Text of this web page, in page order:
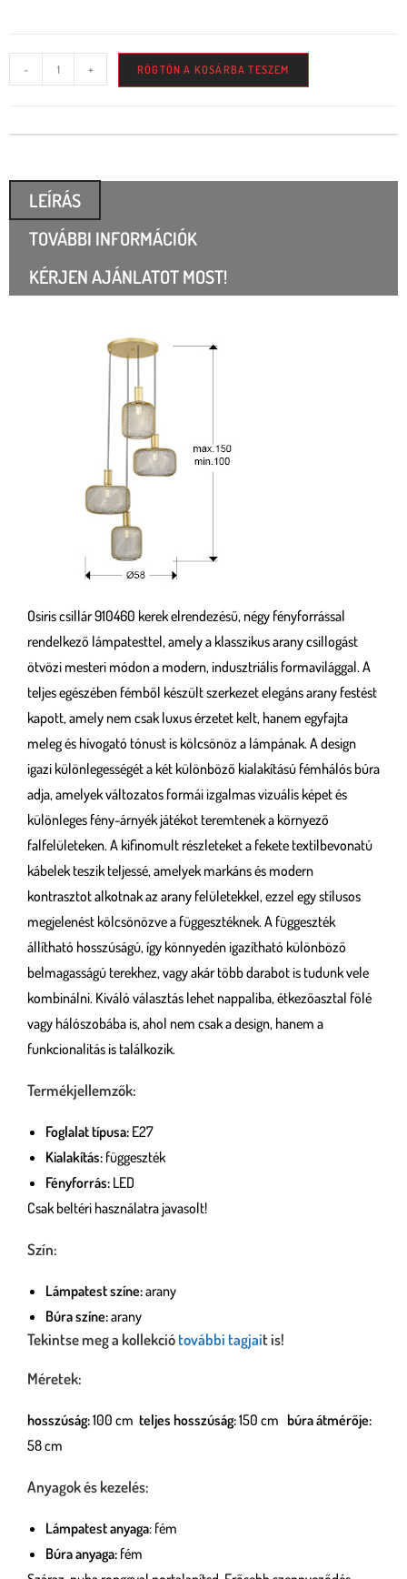
- + RÖGTÖN A KOSÁRBA TESZEM
LEÍRÁS
TOVÁBBI INFORMÁCIÓK
KÉRJEN AJÁNLATOT MOST!
Osiris csillár 910460 kerek elrendezésű, négy fényforrással
rendelkező lámpatesttel, amely a klasszikus arany csillogást
ötvözi mesteri módon a modern, indusztriális formavilággal. A
teljes egészében fémből készült szerkezet elegáns arany festést
kapott, amely nem csak luxus érzetet kelt, hanem egyfajta
meleg és hívogató tónust is kölcsönöz a lámpának. A design
igazi különlegességét a két különböző kialakítású fémhálós búra
adja, amelyek változatos formái izgalmas vizuális képet és
különleges fény-árnyék játékot teremtenek a környező
falfelületeken. A kifinomult részleteket a fekete textilbevonatú
kábelek teszik teljessé, amelyek markáns és modern
kontrasztot alkotnak az arany felületekkel, ezzel egy stílusos
megjelenést kölcsönözve a függesztéknek. A függeszték
állítható hosszúságú, így könnyedén igazítható különböző
belmagasságú terekhez, vagy akár több darabot is tudunk vele
kombinálni. Kiváló választás lehet nappaliba, étkezőasztal fölé
vagy hálószobába is, ahol nem csak a design, hanem a
funkcionalitás is találkozik.
Termékjellemzők:
Foglalat típusa: E27
Kialakítás: függeszték
Fényforrás: LED
Csak beltéri használatra javasolt!
Szín:
Lámpatest színe:arany
Búra színe:arany
Tekintse meg a kollekciótovábbi tagjait is!
Méretek:
hosszúság:100 cm teljes hosszúság:150 cm búra átmérője:
58 cm
Anyagok és kezelés:
Lámpatest anyaga: fém
Búra anyaga: fém